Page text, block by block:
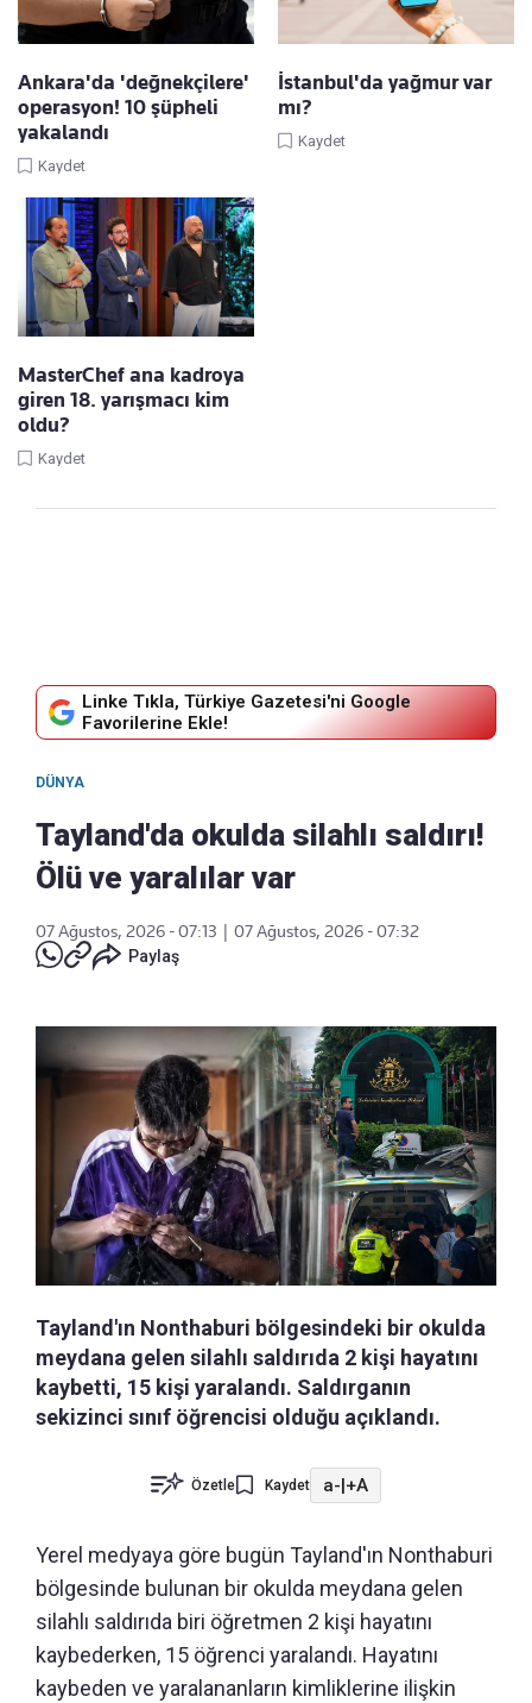
Ankara'da 'değnekçilere'
operasyon! 10 şüpheli
yakalandı
Kaydet
İstanbul'da yağmur var
mı?
Kaydet
MasterChef ana kadroya
giren 18. yarışmacı kim
oldu?
Kaydet
Linke Tıkla, Türkiye Gazetesi'ni Google
Favorilerine Ekle!
DÜNYA
Tayland'da okulda silahlı saldırı!
Ölü ve yaralılar var
07 Ağustos, 2026 - 07:13
07 Ağustos, 2026 - 07:32
Paylaş
Tayland'ın Nonthaburi bölgesindeki bir okulda
meydana gelen silahlı saldırıda 2 kişi hayatını
kaybetti, 15 kişi yaralandı. Saldırganın
sekizinci sınıf öğrencisi olduğu açıklandı.
Özetle Kaydet a-|+A
Yerel medyaya göre bugün Tayland'ın Nonthaburi
bölgesinde bulunan bir okulda meydana gelen
silahlı saldırıda biri öğretmen 2 kişi hayatını
kaybederken, 15 öğrenci yaralandı. Hayatını
kaybeden ve yaralananların kimliklerine ilişkin